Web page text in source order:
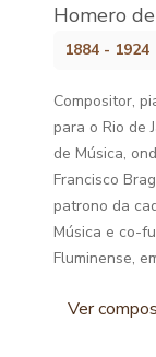
Homero
1884 - 1924
Compositor,
para o Rio de
de Música,
Francisco
patrono da
Música e co-
Fluminense,
Ver